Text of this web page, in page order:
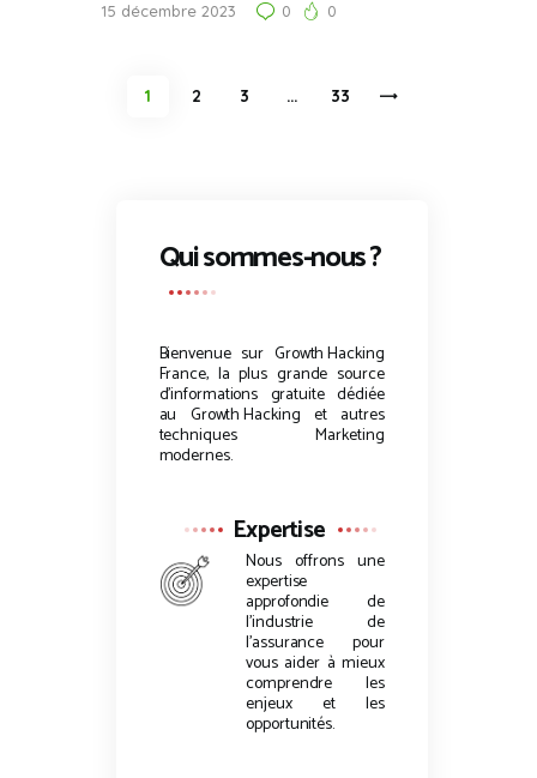
15 décembre 2023 0 0
Pagination
PAGE
1 PAGE
2 PAGE
3 … PAGE
33
Qui sommes-nous ?
Bienvenue sur Growth Hacking
France, la plus grande source
d’informations gratuite dédiée
au Growth Hacking et autres
techniques Marketing
modernes.
Expertise
Nous offrons une
expertise
approfondie de
l’industrie de
l’assurance pour
vous aider à mieux
comprendre les
enjeux et les
opportunités.